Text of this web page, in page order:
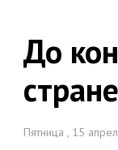
До
стране
Пятница , 15